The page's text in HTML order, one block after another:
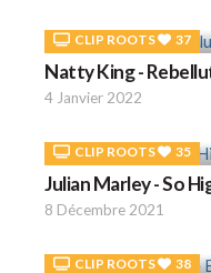
CLIP ROOTS 37
Natty King -
4 Janvier 2022
CLIP ROOTS 35
Julian Marley - So
8 Décembre 2021
CLIP ROOTS 38